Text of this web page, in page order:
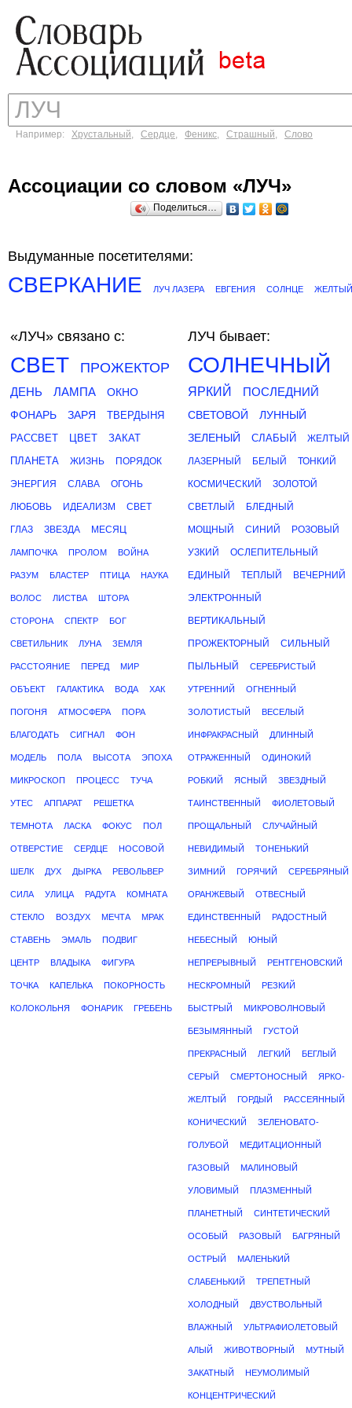
Например: Хрустальный, Сердце, Феникс, Страшный, Слово
Ассоциации со словом «ЛУЧ»
Поделиться…
Выдуманные посетителями:
СВЕРКАНИЕ ЛУЧ ЛАЗЕРА ЕВГЕНИЯ СОЛНЦЕ ЖЕЛТЫЙ
«ЛУЧ» связано с:
СВЕТ ПРОЖЕКТОР
ДЕНЬ ЛАМПА
ОКНО
ФОНАРЬ
ЗАРЯ
ТВЕРДЫНЯ
РАССВЕТ
ЦВЕТ
ЗАКАТ
ПЛАНЕТА
ЖИЗНЬ ПОРЯДОК
ЭНЕРГИЯ СЛАВА ОГОНЬ
ЛЮБОВЬ ИДЕАЛИЗМ СВЕТ
ГЛАЗ ЗВЕЗДА МЕСЯЦ
ЛАМПОЧКА ПРОЛОМ ВОЙНА
РАЗУМ БЛАСТЕР ПТИЦА НАУКА
ВОЛОС ЛИСТВА ШТОРА
СТОРОНА СПЕКТР БОГ
СВЕТИЛЬНИК ЛУНА ЗЕМЛЯ
РАССТОЯНИЕ ПЕРЕД МИР
ОБЪЕКТ ГАЛАКТИКА ВОДА ХАК
ПОГОНЯ АТМОСФЕРА ПОРА
БЛАГОДАТЬ СИГНАЛ ФОН
МОДЕЛЬ ПОЛА ВЫСОТА ЭПОХА
МИКРОСКОП ПРОЦЕСС ТУЧА
УТЕС АППАРАТ РЕШЕТКА
ТЕМНОТА ЛАСКА ФОКУС ПОЛ
ОТВЕРСТИЕ СЕРДЦЕ НОСОВОЙ
ШЕЛК ДУХ ДЫРКА РЕВОЛЬВЕР
СИЛА УЛИЦА РАДУГА КОМНАТА
СТЕКЛО ВОЗДУХ МЕЧТА МРАК
СТАВЕНЬ ЭМАЛЬ ПОДВИГ
ЦЕНТР ВЛАДЫКА ФИГУРА
ТОЧКА КАПЕЛЬКА ПОКОРНОСТЬ
КОЛОКОЛЬНЯ ФОНАРИК ГРЕБЕНЬ
ЛУЧ бывает:
СОЛНЕЧНЫЙ
ЯРКИЙ ПОСЛЕДНИЙ
СВЕТОВОЙ
ЛУННЫЙ
ЗЕЛЕНЫЙ
СЛАБЫЙ ЖЕЛТЫЙ
ЛАЗЕРНЫЙ БЕЛЫЙ ТОНКИЙ
КОСМИЧЕСКИЙ ЗОЛОТОЙ
СВЕТЛЫЙ БЛЕДНЫЙ
МОЩНЫЙ СИНИЙ РОЗОВЫЙ
УЗКИЙ ОСЛЕПИТЕЛЬНЫЙ
ЕДИНЫЙ ТЕПЛЫЙ ВЕЧЕРНИЙ
ЭЛЕКТРОННЫЙ
ВЕРТИКАЛЬНЫЙ
ПРОЖЕКТОРНЫЙ СИЛЬНЫЙ
ПЫЛЬНЫЙ СЕРЕБРИСТЫЙ
УТРЕННИЙ ОГНЕННЫЙ
ЗОЛОТИСТЫЙ ВЕСЕЛЫЙ
ИНФРАКРАСНЫЙ ДЛИННЫЙ
ОТРАЖЕННЫЙ ОДИНОКИЙ
РОБКИЙ ЯСНЫЙ ЗВЕЗДНЫЙ
ТАИНСТВЕННЫЙ ФИОЛЕТОВЫЙ
ПРОЩАЛЬНЫЙ СЛУЧАЙНЫЙ
НЕВИДИМЫЙ ТОНЕНЬКИЙ
ЗИМНИЙ ГОРЯЧИЙ СЕРЕБРЯНЫЙ
ОРАНЖЕВЫЙ ОТВЕСНЫЙ
ЕДИНСТВЕННЫЙ РАДОСТНЫЙ
НЕБЕСНЫЙ ЮНЫЙ
НЕПРЕРЫВНЫЙ РЕНТГЕНОВСКИЙ
НЕСКРОМНЫЙ РЕЗКИЙ
БЫСТРЫЙ МИКРОВОЛНОВЫЙ
БЕЗЫМЯННЫЙ ГУСТОЙ
ПРЕКРАСНЫЙ ЛЕГКИЙ БЕГЛЫЙ
СЕРЫЙ СМЕРТОНОСНЫЙ ЯРКО-
ЖЕЛТЫЙ ГОРДЫЙ РАССЕЯННЫЙ
КОНИЧЕСКИЙ ЗЕЛЕНОВАТО-
ГОЛУБОЙ МЕДИТАЦИОННЫЙ
ГАЗОВЫЙ МАЛИНОВЫЙ
УЛОВИМЫЙ ПЛАЗМЕННЫЙ
ПЛАНЕТНЫЙ СИНТЕТИЧЕСКИЙ
ОСОБЫЙ РАЗОВЫЙ БАГРЯНЫЙ
ОСТРЫЙ МАЛЕНЬКИЙ
СЛАБЕНЬКИЙ ТРЕПЕТНЫЙ
ХОЛОДНЫЙ ДВУСТВОЛЬНЫЙ
ВЛАЖНЫЙ УЛЬТРАФИОЛЕТОВЫЙ
АЛЫЙ ЖИВОТВОРНЫЙ МУТНЫЙ
ЗАКАТНЫЙ НЕУМОЛИМЫЙ
КОНЦЕНТРИЧЕСКИЙ